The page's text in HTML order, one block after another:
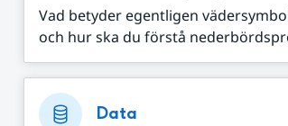
Vad betyder egentligen
och hur ska du förstå
Data